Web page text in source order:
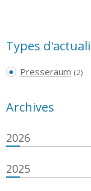
Types
Presseraum (2)
Archives
2026
2025